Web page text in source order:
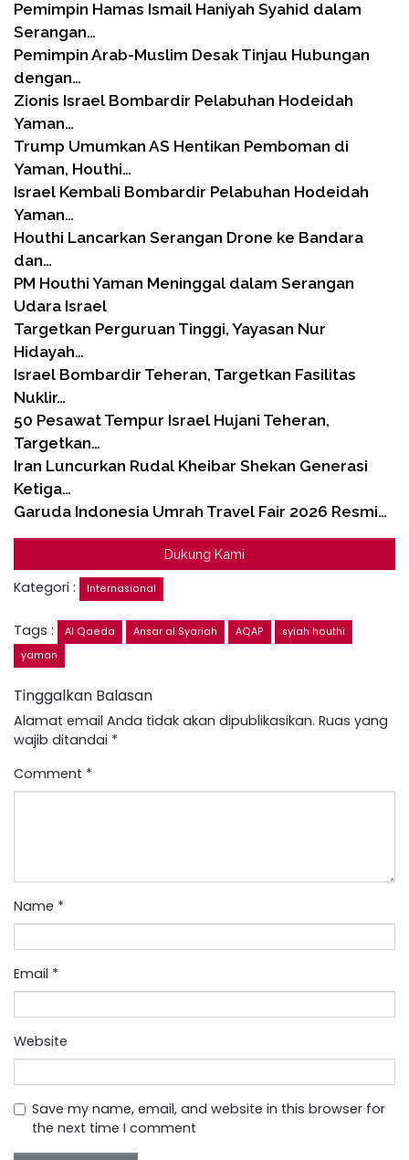
Pemimpin Hamas Ismail Haniyah Syahid dalam
Serangan…
Pemimpin Arab-Muslim Desak Tinjau Hubungan
dengan…
Zionis Israel Bombardir Pelabuhan Hodeidah
Yaman…
Trump Umumkan AS Hentikan Pemboman di
Yaman, Houthi…
Israel Kembali Bombardir Pelabuhan Hodeidah
Yaman…
Houthi Lancarkan Serangan Drone ke Bandara
dan…
PM Houthi Yaman Meninggal dalam Serangan
Udara Israel
Targetkan Perguruan Tinggi, Yayasan Nur
Hidayah…
Israel Bombardir Teheran, Targetkan Fasilitas
Nuklir…
50 Pesawat Tempur Israel Hujani Teheran,
Targetkan…
Iran Luncurkan Rudal Kheibar Shekan Generasi
Ketiga…
Garuda Indonesia Umrah Travel Fair 2026 Resmi…
Dukung Kami
Kategori : Internasional
Tags : Al Qaeda Ansar al Syariah AQAP
syiah houthi
yaman
Tinggalkan Balasan
Alamat email Anda tidak akan dipublikasikan. Ruas yang
wajib ditandai *
Comment *
Name *
Email *
Website
Save my name, email, and website in this browser for
the next time I comment